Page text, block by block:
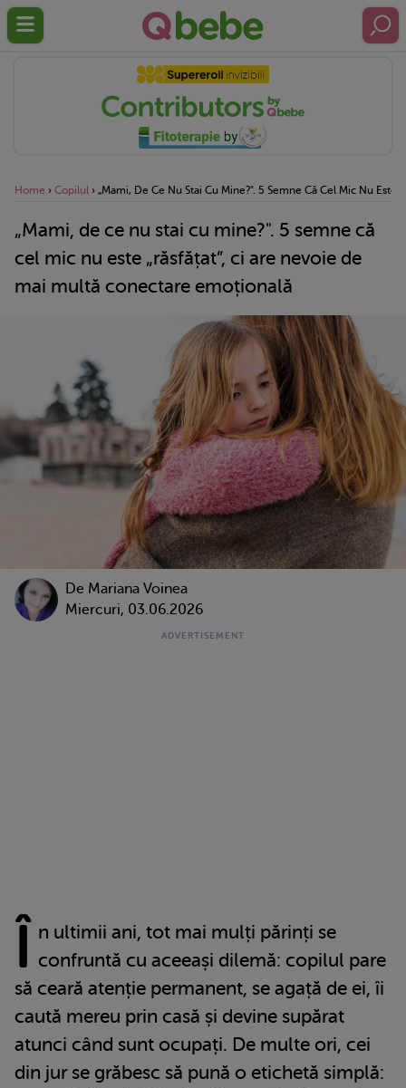
Home › Copilul › „Mami, De Ce Nu Stai Cu Mine?". 5 Semne Că Cel Mic Nu
„Mami, de ce nu stai cu mine?". 5 semne că
cel mic nu este „răsfățat”, ci are nevoie de
mai multă conectare emoțională
De Mariana Voinea
Miercuri, 03.06.2026
Î n ultimii ani, tot mai mulți părinți se
confruntă cu aceeași dilemă: copilul pare
să ceară atenție permanent, se agață de ei, îi
caută mereu prin casă și devine supărat
atunci când sunt ocupați. De multe ori, cei
din jur se grăbesc să pună o etichetă simplă: